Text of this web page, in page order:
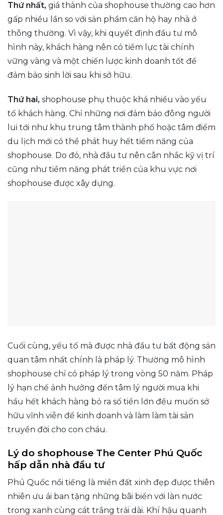
Thứ nhất, giá thành của shophouse thường cao hơn
gấp nhiều lần so với sản phẩm căn hộ hay nhà ở
thông thường. Vì vậy, khi quyết định đầu tư mô
hình này, khách hàng nên có tiềm lực tài chính
vững vàng và một chiến lược kinh doanh tốt để
đảm bảo sinh lời sau khi sở hữu.
Thứ hai, shophouse phụ thuộc khá nhiều vào yếu
tố khách hàng. Chỉ những nơi đảm bảo đông người
lui tới như khu trung tâm thành phố hoặc tâm điểm
du lịch mới có thể phát huy hết tiềm năng của
shophouse. Do đó, nhà đầu tư nên cân nhắc kỹ vị trí
cũng như tiềm năng phát triển của khu vực nơi
shophouse được xây dựng.
Cuối cùng, yếu tố mà được nhà đầu tư bất động sản
quan tâm nhất chính là pháp lý. Thường mô hình
shophouse chỉ có pháp lý trong vòng 50 năm. Pháp
lý hạn chế ảnh hưởng đến tâm lý người mua khi
hầu hết khách hàng bỏ ra số tiền lớn đều muốn sở
hữu vĩnh viễn để kinh doanh và làm làm tài sản
truyền đời cho con cháu.
Lý do shophouse The Center Phú Quốc
hấp dẫn nhà đầu tư
Phú Quốc nổi tiếng là miền đất xinh đẹp được thiên
nhiên ưu ái ban tặng những bãi biển với làn nước
trong xanh cùng cát trắng trải dài. Khí hậu quanh